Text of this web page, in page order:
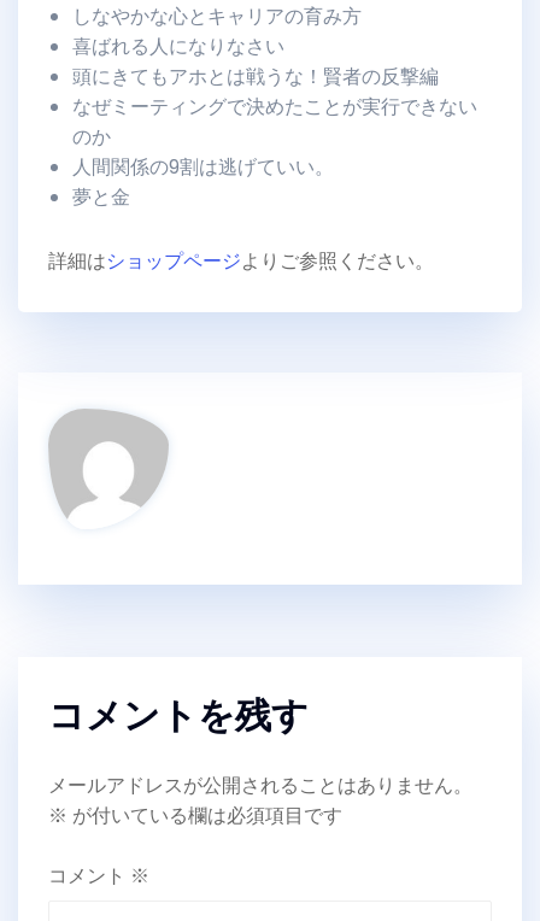
しなやかな心とキャリアの育み方
喜ばれる人になりなさい
頭にきてもアホとは戦うな！賢者の反撃編
なぜミーティングで決めたことが実行できない
のか
人間関係の9割は逃げていい。
夢と金
詳細はショップページよりご参照ください。
コメントを残す
メールアドレスが公開されることはありません。
※ が付いている欄は必須項目です
コメント ※